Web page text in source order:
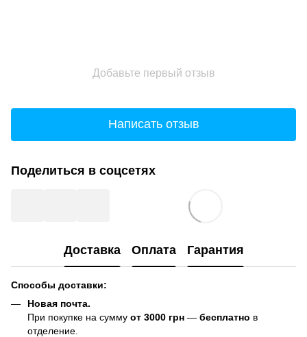
Добавьте первый отзыв
Написать отзыв
Поделиться в соцсетях
Доставка Оплата Гарантия
Способы доставки:
Новая почта.
При покупке на сумму от 3000 грн — бесплатно в
отделение.